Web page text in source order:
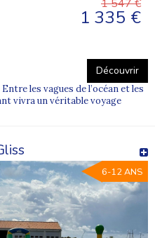
1 547 €
1 335 €
Découvrir
les vagues de l’océan et les
vivra un véritable voyage
6-12 ANS